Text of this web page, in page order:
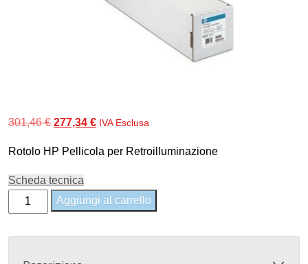
301,46€ Il
originale
era:
301,46 €.
277,34 €Il
attuale
277,34 €.
IVA Esclusa
Rotolo HP Pellicola per Retroilluminazione
Scheda tecnica
Q8748A
-
HP
Aggiungi al carrello